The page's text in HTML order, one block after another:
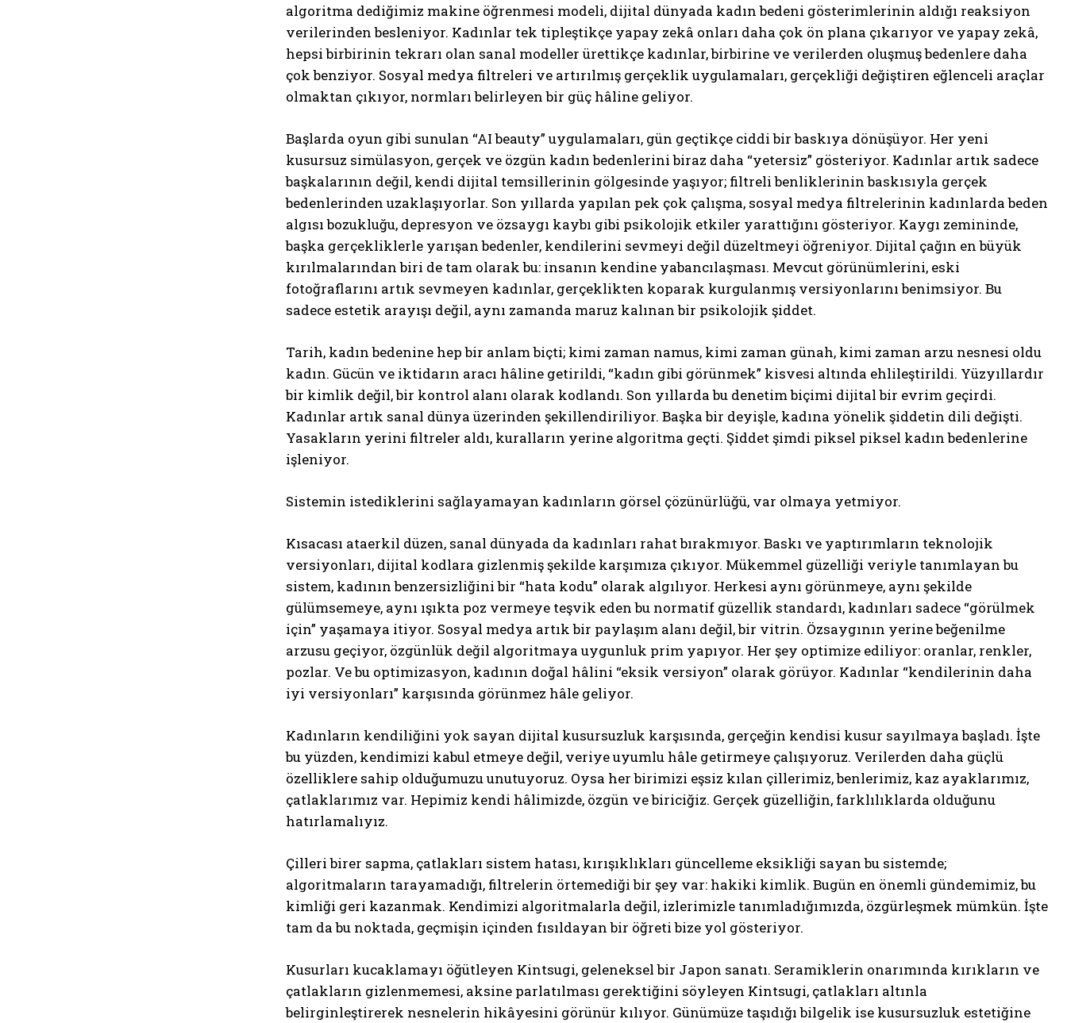
algoritma dediğimiz makine öğrenmesi modeli, dijital dünyada kadın bedeni gösterimlerinin aldığı reaksiyon
verilerinden besleniyor. Kadınlar tek tipleştikçe yapay zekâ onları daha çok ön plana çıkarıyor ve yapay zekâ,
hepsi birbirinin tekrarı olan sanal modeller ürettikçe kadınlar, birbirine ve verilerden oluşmuş bedenlere daha
çok benziyor. Sosyal medya filtreleri ve artırılmış gerçeklik uygulamaları, gerçekliği değiştiren eğlenceli araçlar
olmaktan çıkıyor, normları belirleyen bir güç hâline geliyor.
Başlarda oyun gibi sunulan “AI beauty” uygulamaları, gün geçtikçe ciddi bir baskıya dönüşüyor. Her yeni
kusursuz simülasyon, gerçek ve özgün kadın bedenlerini biraz daha “yetersiz” gösteriyor. Kadınlar artık sadece
başkalarının değil, kendi dijital temsillerinin gölgesinde yaşıyor; filtreli benliklerinin baskısıyla gerçek
bedenlerinden uzaklaşıyorlar. Son yıllarda yapılan pek çok çalışma, sosyal medya filtrelerinin kadınlarda beden
algısı bozukluğu, depresyon ve özsaygı kaybı gibi psikolojik etkiler yarattığını gösteriyor. Kaygı zemininde,
başka gerçekliklerle yarışan bedenler, kendilerini sevmeyi değil düzeltmeyi öğreniyor. Dijital çağın en büyük
kırılmalarından biri de tam olarak bu: insanın kendine yabancılaşması. Mevcut görünümlerini, eski
fotoğraflarını artık sevmeyen kadınlar, gerçeklikten koparak kurgulanmış versiyonlarını benimsiyor. Bu
sadece estetik arayışı değil, aynı zamanda maruz kalınan bir psikolojik şiddet.
Tarih, kadın bedenine hep bir anlam biçti; kimi zaman namus, kimi zaman günah, kimi zaman arzu nesnesi oldu
kadın. Gücün ve iktidarın aracı hâline getirildi, “kadın gibi görünmek” kisvesi altında ehlileştirildi. Yüzyıllardır
bir kimlik değil, bir kontrol alanı olarak kodlandı. Son yıllarda bu denetim biçimi dijital bir evrim geçirdi.
Kadınlar artık sanal dünya üzerinden şekillendiriliyor. Başka bir deyişle, kadına yönelik şiddetin dili değişti.
Yasakların yerini filtreler aldı, kuralların yerine algoritma geçti. Şiddet şimdi piksel piksel kadın bedenlerine
işleniyor.
Sistemin istediklerini sağlayamayan kadınların görsel çözünürlüğü, var olmaya yetmiyor.
Kısacası ataerkil düzen, sanal dünyada da kadınları rahat bırakmıyor. Baskı ve yaptırımların teknolojik
versiyonları, dijital kodlara gizlenmiş şekilde karşımıza çıkıyor. Mükemmel güzelliği veriyle tanımlayan bu
sistem, kadının benzersizliğini bir “hata kodu” olarak algılıyor. Herkesi aynı görünmeye, aynı şekilde
gülümsemeye, aynı ışıkta poz vermeye teşvik eden bu normatif güzellik standardı, kadınları sadece “görülmek
için” yaşamaya itiyor. Sosyal medya artık bir paylaşım alanı değil, bir vitrin. Özsaygının yerine beğenilme
arzusu geçiyor, özgünlük değil algoritmaya uygunluk prim yapıyor. Her şey optimize ediliyor: oranlar, renkler,
pozlar. Ve bu optimizasyon, kadının doğal hâlini “eksik versiyon” olarak görüyor. Kadınlar “kendilerinin daha
iyi versiyonları” karşısında görünmez hâle geliyor.
Kadınların kendiliğini yok sayan dijital kusursuzluk karşısında, gerçeğin kendisi kusur sayılmaya başladı. İşte
bu yüzden, kendimizi kabul etmeye değil, veriye uyumlu hâle getirmeye çalışıyoruz. Verilerden daha güçlü
özelliklere sahip olduğumuzu unutuyoruz. Oysa her birimizi eşsiz kılan çillerimiz, benlerimiz, kaz ayaklarımız,
çatlaklarımız var. Hepimiz kendi hâlimizde, özgün ve biriciğiz. Gerçek güzelliğin, farklılıklarda olduğunu
hatırlamalıyız.
Çilleri birer sapma, çatlakları sistem hatası, kırışıklıkları güncelleme eksikliği sayan bu sistemde;
algoritmaların tarayamadığı, filtrelerin örtemediği bir şey var: hakiki kimlik. Bugün en önemli gündemimiz, bu
kimliği geri kazanmak. Kendimizi algoritmalarla değil, izlerimizle tanımladığımızda, özgürleşmek mümkün. İşte
tam da bu noktada, geçmişin içinden fısıldayan bir öğreti bize yol gösteriyor.
Kusurları kucaklamayı öğütleyen Kintsugi, geleneksel bir Japon sanatı. Seramiklerin onarımında kırıkların ve
çatlakların gizlenmemesi, aksine parlatılması gerektiğini söyleyen Kintsugi, çatlakları altınla
belirginleştirerek nesnelerin hikâyesini görünür kılıyor. Günümüze taşıdığı bilgelik ise kusursuzluk estetiğine